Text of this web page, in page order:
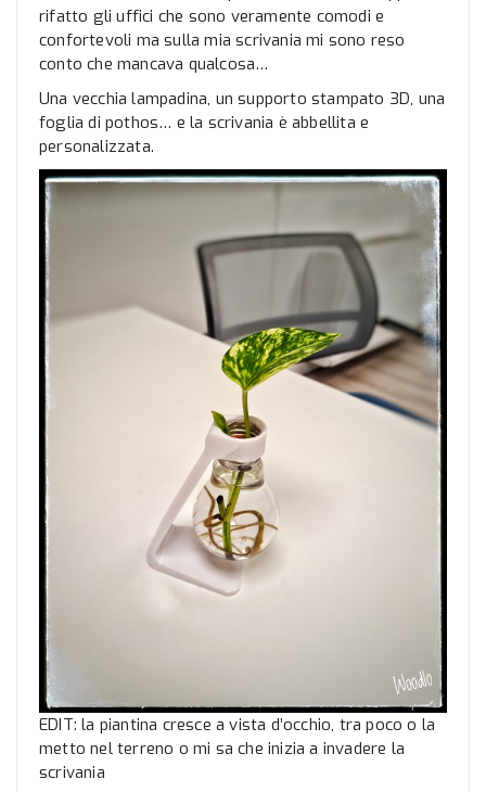
rifatto gli uffici che sono veramente comodi e
confortevoli ma sulla mia scrivania mi sono reso
conto che mancava qualcosa…
Una vecchia lampadina, un supporto stampato 3D, una
foglia di pothos… e la scrivania è abbellita e
personalizzata.
EDIT: la piantina cresce a vista d’occhio, tra poco o la
metto nel terreno o mi sa che inizia a invadere la
scrivania